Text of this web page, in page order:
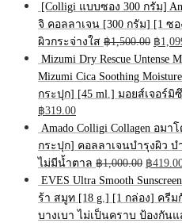
[Colligi แบบซอง 300 กรัม]
จิ คอลลาเจน [300 กรัม] [1 ซ
ผิวกระจ่างใส ฿1,500.00
price
was:
฿
฿
Mizumi Dry Rescue Untense
Mizumi Cica Soothing
กระปุก] [45 ml.] มอยส์เจอร์มิ
Original
price
was:
฿500.00.
฿319.00Current
price
is:
฿319.00.
Amado Colligi Collagen อม
กระปุก] คอลลาเจนบำรุงผิว
ไม่มีน้ำตาล ฿1,000.00
price
was:
฿
฿
EVES Ultra Smooth
ร้า สมูท [18 g.] [1 กล่อง] ครี
บางเบา ไม่เป็นคราบ ป้องกัน